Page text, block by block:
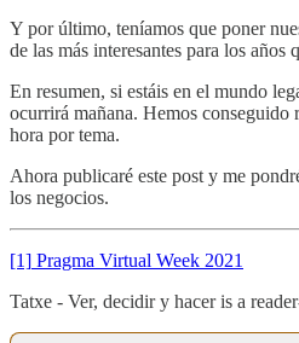
Y por último, teníamos que poner
de las más interesantes para los años
En resumen, si estáis en el mundo
ocurrirá mañana. Hemos conseguido
hora por tema.
Ahora publicaré este post y me
los negocios.
[1] Pragma Virtual Week 2021
Tatxe - Ver, decidir y hacer is a